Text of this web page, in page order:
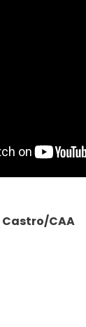
Castro/CAA